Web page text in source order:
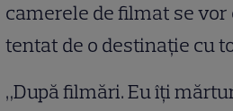
camerele de filmat se vor
tentat de o destinație cu
„După filmări. Eu îți